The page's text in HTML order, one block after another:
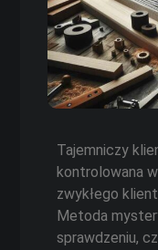
Tajemniczy
kontrolowana
zwykłego
Metoda
sprawdzeniu,